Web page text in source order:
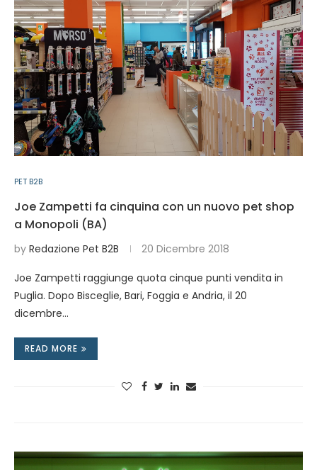
PET B2B
Joe Zampetti fa cinquina con un nuovo pet shop
a Monopoli (BA)
by Redazione Pet B2B 20 Dicembre 2018
Joe Zampetti raggiunge quota cinque punti vendita in
Puglia. Dopo Bisceglie, Bari, Foggia e Andria, il 20
dicembre…
READ MORE